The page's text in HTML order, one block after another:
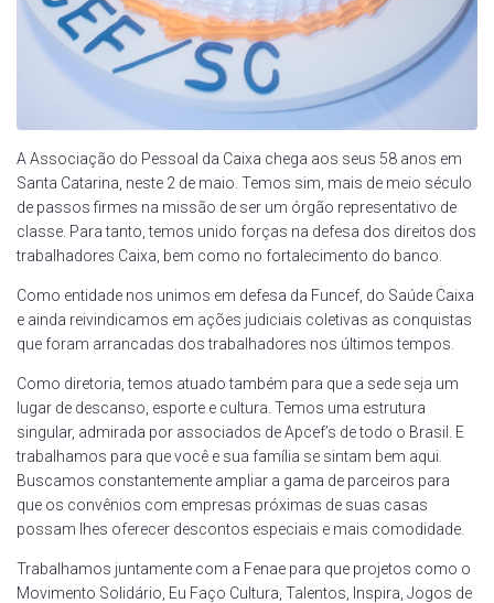
A Associação do Pessoal da Caixa chega aos seus 58 anos em
Santa Catarina, neste 2 de maio. Temos sim, mais de meio século
de passos firmes na missão de ser um órgão representativo de
classe. Para tanto, temos unido forças na defesa dos direitos dos
trabalhadores Caixa, bem como no fortalecimento do banco.
Como entidade nos unimos em defesa da Funcef, do Saúde Caixa
e ainda reivindicamos em ações judiciais coletivas as conquistas
que foram arrancadas dos trabalhadores nos últimos tempos.
Como diretoria, temos atuado também para que a sede seja um
lugar de descanso, esporte e cultura. Temos uma estrutura
singular, admirada por associados de Apcef’s de todo o Brasil. E
trabalhamos para que você e sua família se sintam bem aqui.
Buscamos constantemente ampliar a gama de parceiros para
que os convênios com empresas próximas de suas casas
possam lhes oferecer descontos especiais e mais comodidade.
Trabalhamos juntamente com a Fenae para que projetos como o
Movimento Solidário, Eu Faço Cultura, Talentos, Inspira, Jogos de